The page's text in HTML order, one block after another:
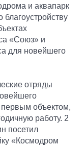
и аквапарк
«Союз» и
для новейшего
отряды
объектом,
работу. 2
посетил
«Космодром